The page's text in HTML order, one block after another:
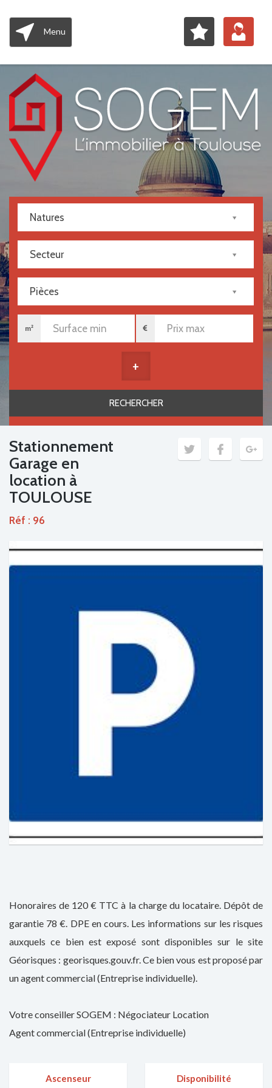
Menu
Natures
Secteur
Pièces
m²
+
Stationnement
Garage en
location à
TOULOUSE
Réf : 96
Honoraires de 120 € TTC à la charge du locataire. Dépôt de
garantie 78 €. DPE en cours. Les informations sur les risques
auxquels ce bien est exposé sont disponibles sur le site
Géorisques : georisques.gouv.fr. Ce bien vous est proposé par
un agent commercial (Entreprise individuelle).
Votre conseiller SOGEM : Négociateur Location
Agent commercial (Entreprise individuelle)
Ascenseur Disponibilité